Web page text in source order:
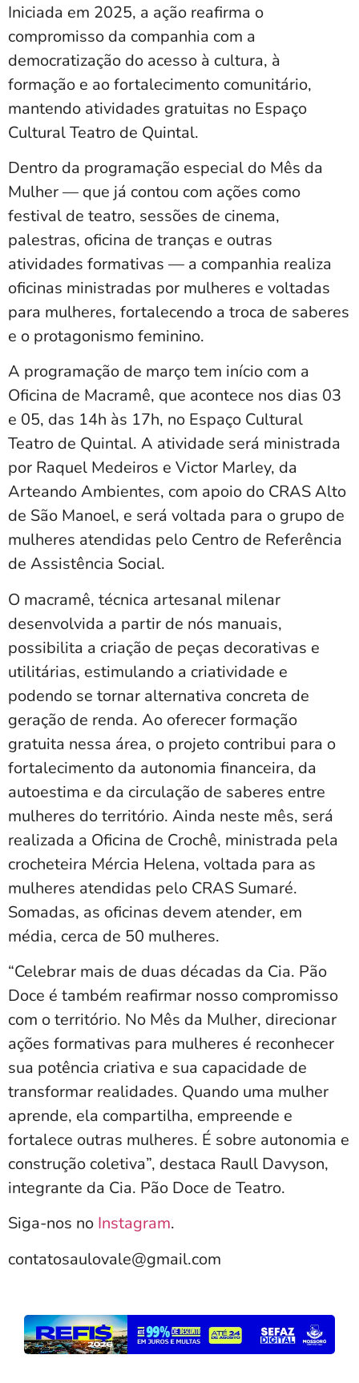
Iniciada em 2025, a ação reafirma o
compromisso da companhia com a
democratização do acesso à cultura, à
formação e ao fortalecimento comunitário,
mantendo atividades gratuitas no Espaço
Cultural Teatro de Quintal.
Dentro da programação especial do Mês da
Mulher — que já contou com ações como
festival de teatro, sessões de cinema,
palestras, oficina de tranças e outras
atividades formativas — a companhia realiza
oficinas ministradas por mulheres e voltadas
para mulheres, fortalecendo a troca de saberes
e o protagonismo feminino.
A programação de março tem início com a
Oficina de Macramê, que acontece nos dias 03
e 05, das 14h às 17h, no Espaço Cultural
Teatro de Quintal. A atividade será ministrada
por Raquel Medeiros e Victor Marley, da
Arteando Ambientes, com apoio do CRAS Alto
de São Manoel, e será voltada para o grupo de
mulheres atendidas pelo Centro de Referência
de Assistência Social.
O macramê, técnica artesanal milenar
desenvolvida a partir de nós manuais,
possibilita a criação de peças decorativas e
utilitárias, estimulando a criatividade e
podendo se tornar alternativa concreta de
geração de renda. Ao oferecer formação
gratuita nessa área, o projeto contribui para o
fortalecimento da autonomia financeira, da
autoestima e da circulação de saberes entre
mulheres do território. Ainda neste mês, será
realizada a Oficina de Crochê, ministrada pela
crocheteira Mércia Helena, voltada para as
mulheres atendidas pelo CRAS Sumaré.
Somadas, as oficinas devem atender, em
média, cerca de 50 mulheres.
“Celebrar mais de duas décadas da Cia. Pão
Doce é também reafirmar nosso compromisso
com o território. No Mês da Mulher, direcionar
ações formativas para mulheres é reconhecer
sua potência criativa e sua capacidade de
transformar realidades. Quando uma mulher
aprende, ela compartilha, empreende e
fortalece outras mulheres. É sobre autonomia e
construção coletiva”, destaca Raull Davyson,
integrante da Cia. Pão Doce de Teatro.
Siga-nos no Instagram.
contatosaulovale@gmail.com